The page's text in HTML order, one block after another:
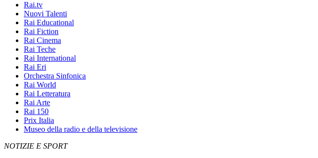
Rai.tv
Nuovi Talenti
Rai Educational
Rai Fiction
Rai Cinema
Rai Teche
Rai International
Rai Eri
Orchestra Sinfonica
Rai World
Rai Letteratura
Rai Arte
Rai 150
Prix Italia
Museo della radio e della televisione
NOTIZIE E SPORT